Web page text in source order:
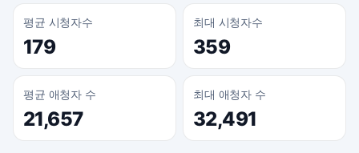
평균 시청자수
179
최대 시청자수
359
평균 애청자 수
21,657
최대 애청자 수
32,491